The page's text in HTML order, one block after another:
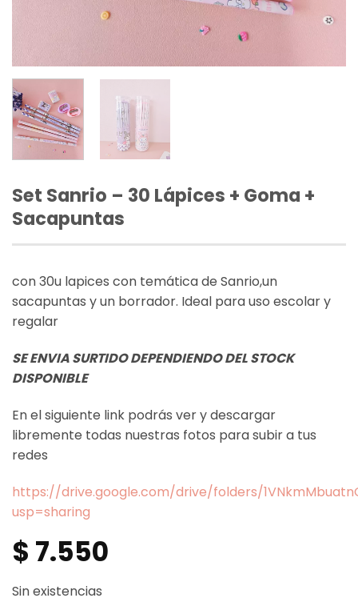
Set Sanrio – 30 Lápices + Goma +
Sacapuntas
con 30u lapices con temática de Sanrio,un
sacapuntas y un borrador. Ideal para uso escolar y
regalar
SE ENVIA SURTIDO DEPENDIENDO DEL STOCK
DISPONIBLE
En el siguiente link podrás ver y descargar
libremente todas nuestras fotos para subir a tus
redes
https://drive.google.com/drive/folders/
usp=sharing
$ 7.550
Sin existencias